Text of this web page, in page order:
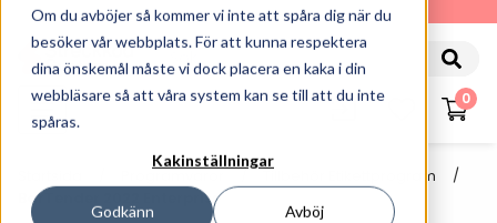
Om du avböjer så kommer vi inte att spåra dig när du
besöker vår webbplats. För att kunna respektera
dina önskemål måste vi dock placera en kaka i din
webbläsare så att våra system kan se till att du inte
spåras.
Kakinställningar
Godkänn Avböj
010-162 61 90
0
Programvaror
Tillbehör Etikettprogram
BarTender 2022 Enterprise